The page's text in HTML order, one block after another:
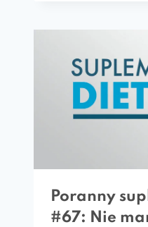
Poranny
#67: Nie